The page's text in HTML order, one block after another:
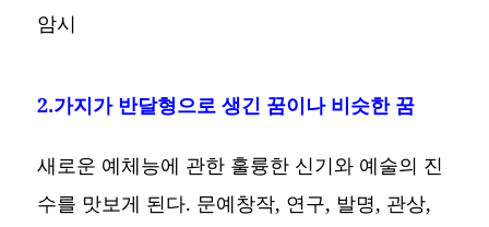
암시
2.가지가 반달형으로 생긴 꿈이나 비슷한 꿈
새로운 예체능에 관한 훌륭한 신기와 예술의 진
수를 맛보게 된다. 문예창작, 연구, 발명, 관상,